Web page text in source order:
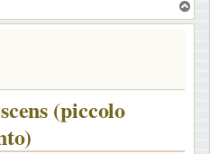
o
(piccolo